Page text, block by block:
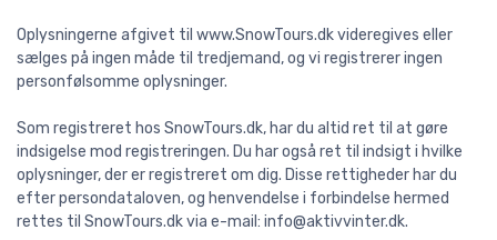
Oplysningerne afgivet til www.SnowTours.dk videregives eller
sælges på ingen måde til tredjemand, og vi registrerer ingen
personfølsomme oplysninger.
Som registreret hos SnowTours.dk, har du altid ret til at gøre
indsigelse mod registreringen. Du har også ret til indsigt i hvilke
oplysninger, der er registreret om dig. Disse rettigheder har du
efter persondataloven, og henvendelse i forbindelse hermed
rettes til SnowTours.dk via e-mail: info@aktivvinter.dk.